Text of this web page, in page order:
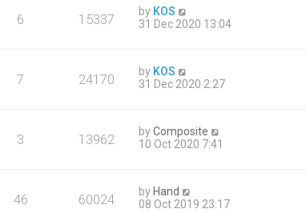
6 15337 by KOS
31 Dec 2020 13:04
7 24170 by KOS
31 Dec 2020 2:27
3 13962 byComposite
10 Oct 2020 7:41
46 60024 byHand
08 Oct 2019 23:17